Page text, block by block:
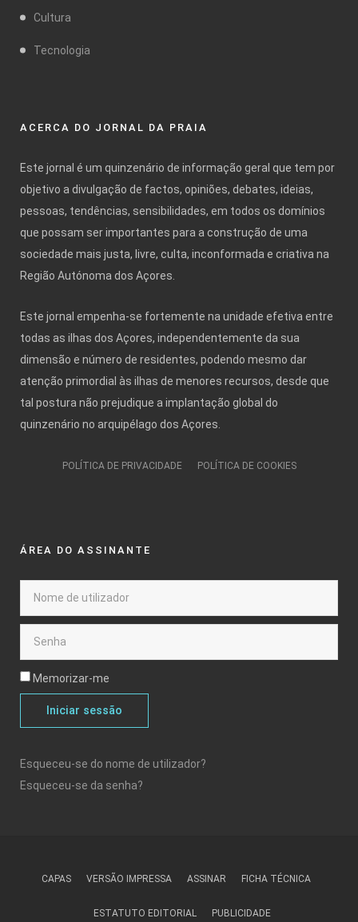
Cultura
Tecnologia
ACERCA DO JORNAL DA PRAIA
Este jornal é um quinzenário de informação geral que tem por
objetivo a divulgação de factos, opiniões, debates, ideias,
pessoas, tendências, sensibilidades, em todos os domínios
que possam ser importantes para a construção de uma
sociedade mais justa, livre, culta, inconformada e criativa na
Região Autónoma dos Açores.
Este jornal empenha-se fortemente na unidade efetiva entre
todas as ilhas dos Açores, independentemente da sua
dimensão e número de residentes, podendo mesmo dar
atenção primordial às ilhas de menores recursos, desde que
tal postura não prejudique a implantação global do
quinzenário no arquipélago dos Açores.
POLÍTICA DE PRIVACIDADE POLÍTICA DE COOKIES
ÁREA DO ASSINANTE
Memorizar-me
Iniciar sessão
Esqueceu-se do nome de utilizador?
Esqueceu-se da senha?
CAPAS VERSÃO IMPRESSA ASSINAR FICHA TÉCNICA
ESTATUTO EDITORIAL PUBLICIDADE